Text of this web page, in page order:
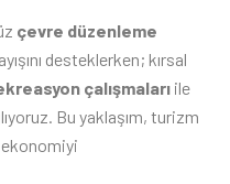
çevre düzenleme
desteklerken; kırsal
çalışmaları ile
Bu yaklaşım, turizm